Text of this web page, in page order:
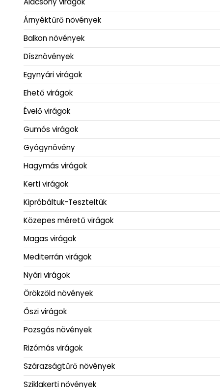
Árnyéktűrő növények
Balkon növények
Dísznövények
Egynyári virágok
Ehető virágok
Évelő virágok
Gumós virágok
Gyógynövény
Hagymás virágok
Kerti virágok
Kipróbáltuk-Teszteltük
Közepes méretű virágok
Magas virágok
Mediterrán virágok
Nyári virágok
Örökzöld növények
Őszi virágok
Pozsgás növények
Rizómás virágok
Szárazságtűrő növények
Sziklakerti növények